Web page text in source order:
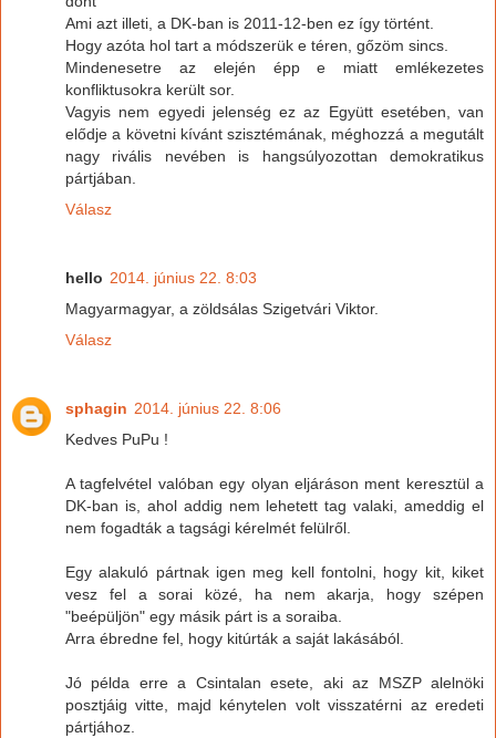
Ami azt illeti, a DK-ban is 2011-12-ben ez így történt.
Hogy azóta hol tart a módszerük e téren, gőzöm sincs.
Mindenesetre az elején épp e miatt emlékezetes
konfliktusokra került sor.
Vagyis nem egyedi jelenség ez az Együtt esetében, van
elődje a követni kívánt szisztémának, méghozzá a megutált
nagy rivális nevében is hangsúlyozottan demokratikus
pártjában.
Válasz
hello 2014. június 22. 8:03
Magyarmagyar, a zöldsálas Szigetvári Viktor.
Válasz
sphagin 2014. június 22. 8:06
Kedves PuPu !
A tagfelvétel valóban egy olyan eljáráson ment keresztül a
DK-ban is, ahol addig nem lehetett tag valaki, ameddig el
nem fogadták a tagsági kérelmét felülről.
Egy alakuló pártnak igen meg kell fontolni, hogy kit, kiket
vesz fel a sorai közé, ha nem akarja, hogy szépen
"beépüljön" egy másik párt is a soraiba.
Arra ébredne fel, hogy kitúrták a saját lakásából.
Jó példa erre a Csintalan esete, aki az MSZP alelnöki
posztjáig vitte, majd kénytelen volt visszatérni az eredeti
pártjához.